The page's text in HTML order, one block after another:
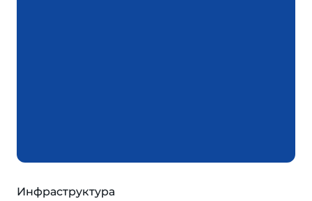
Инфраструктура